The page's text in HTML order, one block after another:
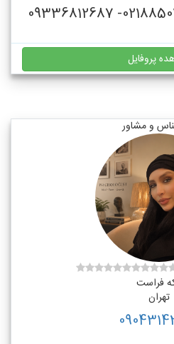
پروفایل
و مشاور
فراست
تهران